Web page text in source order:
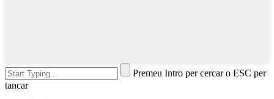
Premeu Intro per cercar o ESC per
tancar